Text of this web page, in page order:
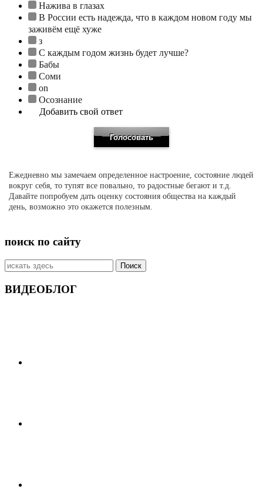
Нажива в глазах
В России есть надежда, что в каждом новом году мы
заживём ещё хуже
з
С каждым годом жизнь будет лучше?
Бабы
Соми
on
Осознание
Добавить свой ответ
Ежедневно мы замечаем определенное настроение, состояние людей
вокруг себя, то тупят все повально, то радостные бегают и т.д.
Давайте попробуем дать оценку состояния общества на каждый
день, возможно это окажется полезным.
поиск по сайту
Искать:
ВИДЕОБЛОГ